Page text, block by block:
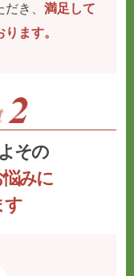
だき、満足して
ます。
その
みに
す